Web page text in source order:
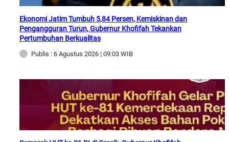
Ekonomi Jatim Tumbuh 5,84 Persen, Kemiskinan dan
Pengangguran Turun, Gubernur Khofifah Tekankan
Pertumbuhan Berkualitas
Publis : 6 Agustus 2026 | 09:03 WIB